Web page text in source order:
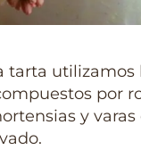
tarta
por
y